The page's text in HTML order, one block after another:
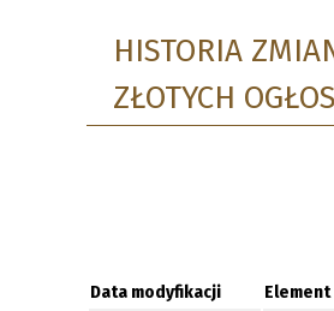
HISTORIA
ZŁOTYCH
Data modyfikacji Element